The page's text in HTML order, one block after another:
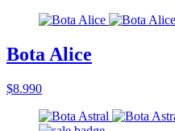
Bota Alice
$8.990